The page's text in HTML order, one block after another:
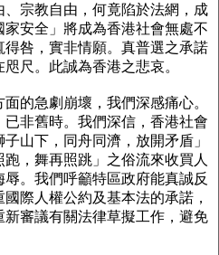
宗教自由，何竟陷於法網，成
安全」將成為香港社會無處不
咎，實非情願。真普選之承諾
尺。此誠為香港之悲哀。
的急劇崩壞，我們深感痛心。
非舊時。我們深信，香港社會
山下，同舟同濟，放開矛盾」
，舞再照跳」之俗流來收買人
。我們呼籲特區政府能真誠反
際人權公約及基本法的承諾，
審議有關法律草擬工作，避免